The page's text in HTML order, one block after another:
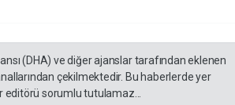
(DHA) ve diğer ajanslar tarafından eklenen
çekilmektedir. Bu haberlerde yer
sorumlu tutulamaz...